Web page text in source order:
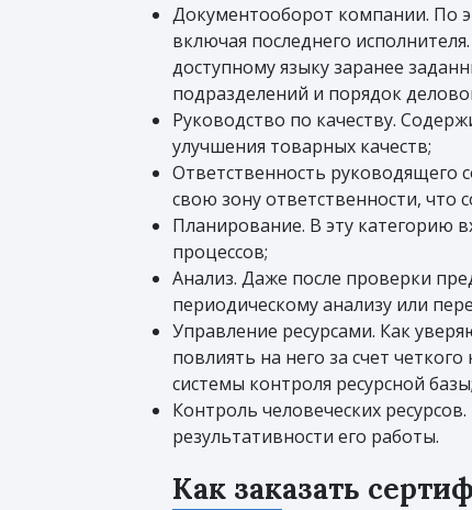
Документооборот компании. По
включая последнего
доступному языку заранее
подразделений и порядок
Руководство по качеству.
улучшения товарных качеств;
Ответственность руководящего
свою зону ответственности,
Планирование. В эту категорию
процессов;
Анализ. Даже после проверки
периодическому анализу или
Управление ресурсами. Как
повлиять на него за счет
системы контроля ресурсной базы;
Контроль человеческих
результативности его работы.
Как заказать